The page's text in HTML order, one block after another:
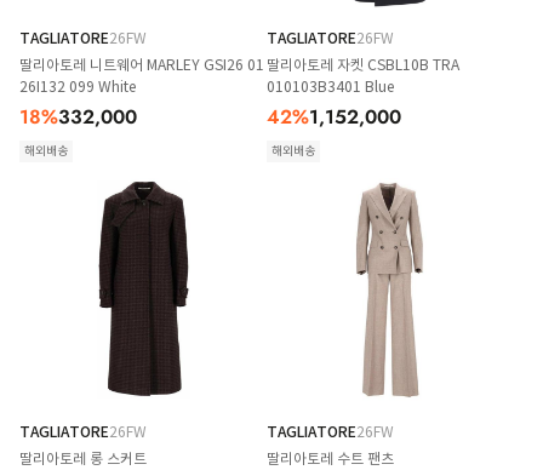
TAGLIATORE26FW
딸리아토레 니트웨어 MARLEY GSI26 01
26I132 099 White
18%332,000
해외배송
TAGLIATORE26FW
딸리아토레 자켓 CSBL10B TRA
010103B3401 Blue
42%1,152,000
해외배송
TAGLIATORE26FW
딸리아토레 롱 스커트
TAGLIATORE26FW
딸리아토레 수트 팬츠